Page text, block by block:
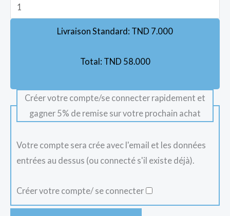
Livraison Standard: TND 7.000
Total: TND 58.000
Créer votre compte/se connecter rapidement et
gagner 5% de remise sur votre prochain achat
Votre compte sera crée avec l'email et les données
entrées au dessus (ou connecté s'il existe déjà).
Créer votre compte/ se connecter